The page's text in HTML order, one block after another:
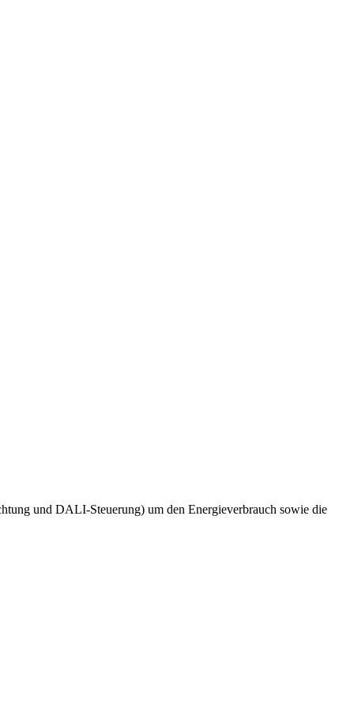
und DALI-Steuerung) um den Energieverbrauch sowie die